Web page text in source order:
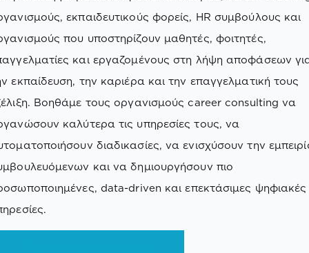
εκπαιδευτικούς φορείς, HR συμβούλους και
που υποστηρίζουν μαθητές, φοιτητές,
και εργαζομένους στη λήψη αποφάσεων
εκπαίδευση, την καριέρα και την επαγγελματική τους
Βοηθάμε τους οργανισμούς career consulting να
καλύτερα τις υπηρεσίες τους, να
διαδικασίες, να ενισχύσουν την
και να δημιουργήσουν πιο
data-driven και επεκτάσιμες ψηφιακές